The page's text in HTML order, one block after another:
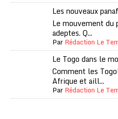
Les nouveaux
Le mouvement du
adeptes. Q...
ParRédaction Le
Le Togo dans le
Comment les
Afrique et aill...
ParRédaction Le